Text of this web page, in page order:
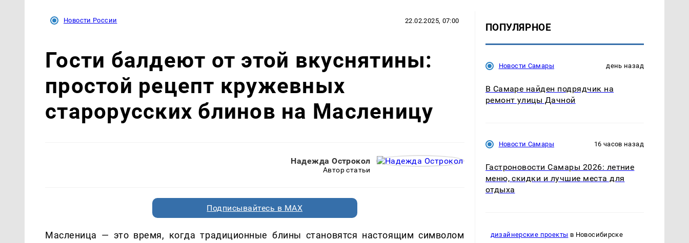
Новости России 22.02.2025, 07:00
Гости балдеют от этой вкуснятины:
простой рецепт кружевных
старорусских блинов на Масленицу
Надежда Острокол
Автор статьи
Подписывайтесь в MAX
Масленица — это время, когда традиционные блины становятся настоящим символом
ПОПУЛЯРНОЕ
Новости Самары день назад
В Самаре найден подрядчик на
ремонт улицы Дачной
Новости Самары 16 часов назад
Гастроновости Самары 2026: летние
меню, скидки и лучшие места для
отдыха
дизайнерские проекты в Новосибирске